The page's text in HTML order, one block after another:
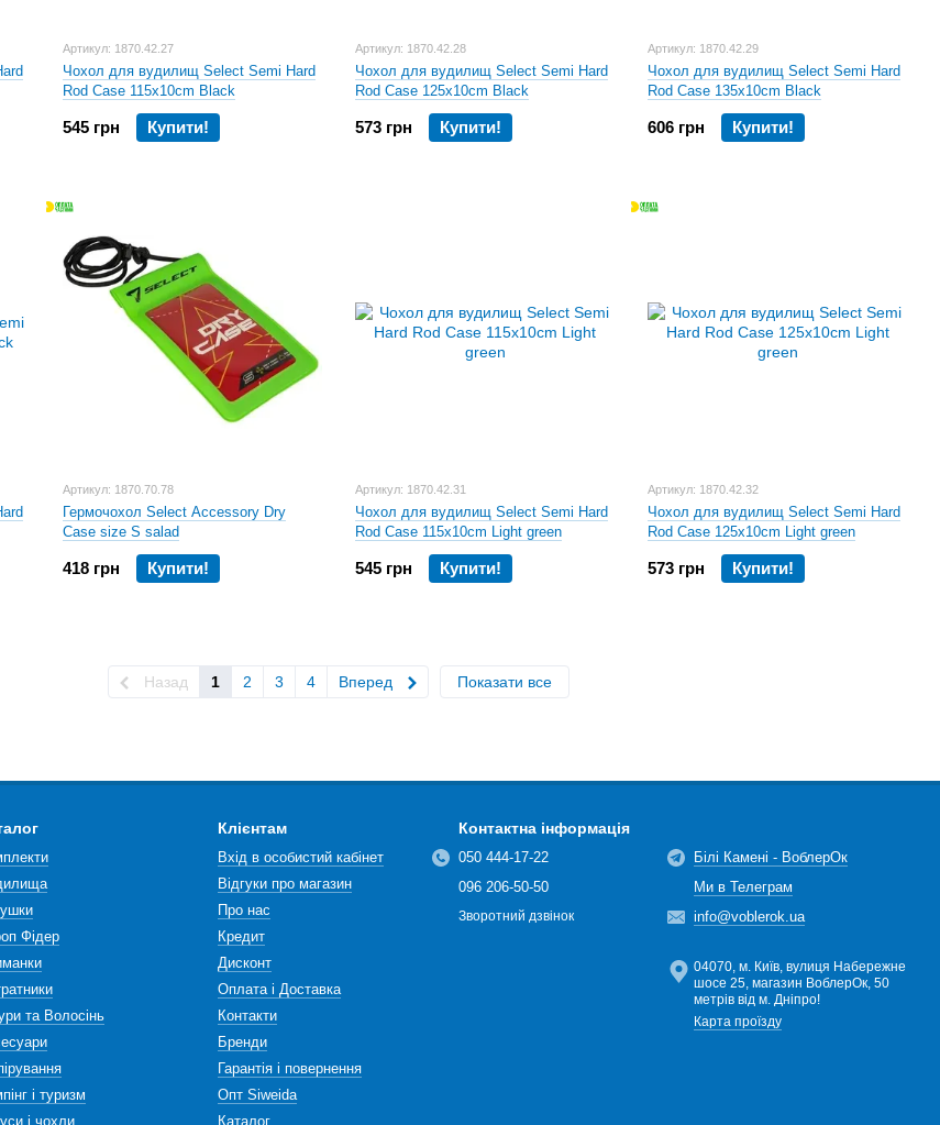
Артикул: 1870.42.27
Чохол для вудилищ Select Semi Hard
Rod Case 115x10cm Black
545 грн Купити!
Артикул: 1870.42.28
Чохол для вудилищ Select Semi Hard
Rod Case 125x10cm Black
573 грн Купити!
Артикул: 1870.42.29
Чохол для вудилищ Select Semi Hard
Rod Case 135x10cm Black
606 грн Купити!
Артикул: 1870.70.78
Гермочохол Select Accessory Dry
Case size S salad
418 грн Купити!
Артикул: 1870.42.31
Чохол для вудилищ Select Semi Hard
Rod Case 115x10cm Light green
545 грн Купити!
Артикул: 1870.42.32
Чохол для вудилищ Select Semi Hard
Rod Case 125x10cm Light green
573 грн Купити!
Назад 1 2 3 4 Вперед Показати все
Фідер
та Волосінь
і туризм
і чохли
Клієнтам
Вхід в особистий кабінет
Відгуки про магазин
Про нас
Кредит
Дисконт
Оплата і Доставка
Контакти
Бренди
Гарантія і повернення
Опт Siweida
Каталог
Контактна інформація
050 444-17-22
096 206-50-50
Зворотний дзвінок
Білі Камені - ВоблерОк
Ми в Телеграм
info@voblerok.ua
04070, м. Київ, вулиця Набережне
шосе 25, магазин ВоблерОк, 50
метрів від м. Дніпро!
Карта проїзду